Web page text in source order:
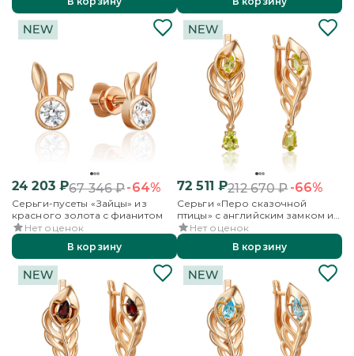
24 203₽67 346₽-64%
Серьги-пусеты «Зайцы» из
красного золота с фианитом
Нет оценок
В корзину
72 511 ₽212 670₽-66%
Серьги «Перо сказочной
птицы» с английским замком из
красного золота с
хризолитами
Нет оценок
В корзину